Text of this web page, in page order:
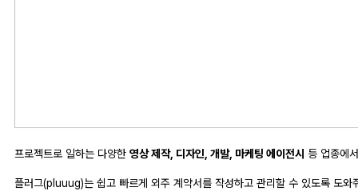
프로젝트로 일하는 다양한 영상 제작, 디자인, 개발, 마케팅 에이전시 등 업종에서
플러그(pluuug)는 쉽고 빠르게 외주 계약서를 작성하고 관리할 수 있도록 도와